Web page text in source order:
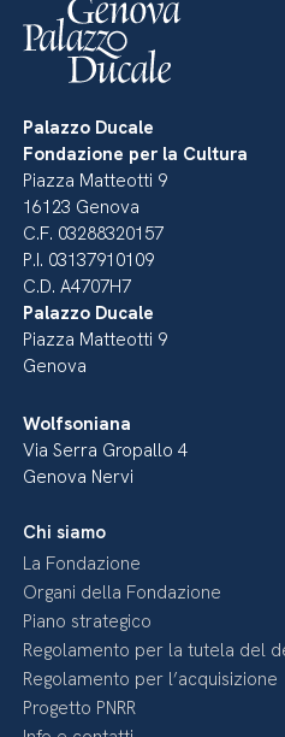
Palazzo Ducale
Fondazione per la Cultura
Piazza Matteotti 9
16123 Genova
C.F. 03288320157
P.I. 03137910109
C.D. A4707H7
Palazzo Ducale
Piazza Matteotti 9
Genova
Wolfsoniana
Via Serra Gropallo 4
Genova Nervi
Chi siamo
La Fondazione
Organi della Fondazione
Piano strategico
Regolamento per la tutela del
Regolamento per l’acquisizione
Progetto PNRR